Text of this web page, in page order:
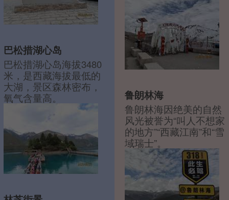
巴松措湖心岛
巴松措湖心岛海拔3480
米，是西藏海拔最低的
大湖，景区森林密布，
氧气含量高。
鲁朗林海
鲁朗林海因绝美的自然
风光被誉为“叫人不想家
的地方”“西藏江南”和“雪
域瑞士”。